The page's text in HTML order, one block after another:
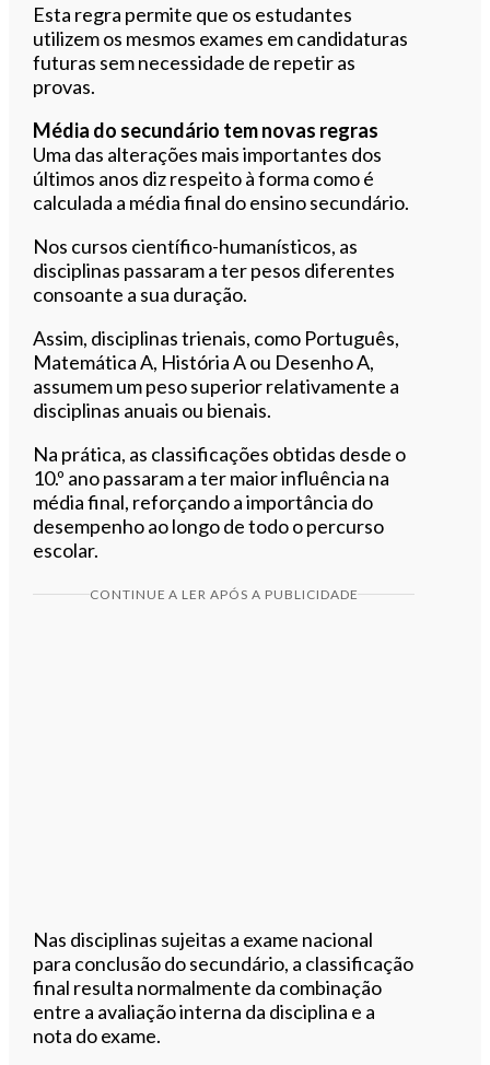
Esta regra permite que os estudantes
utilizem os mesmos exames em candidaturas
futuras sem necessidade de repetir as
provas.
Média do secundário tem novas regras
Uma das alterações mais importantes dos
últimos anos diz respeito à forma como é
calculada a média final do ensino secundário.
Nos cursos científico-humanísticos, as
disciplinas passaram a ter pesos diferentes
consoante a sua duração.
Assim, disciplinas trienais, como Português,
Matemática A, História A ou Desenho A,
assumem um peso superior relativamente a
disciplinas anuais ou bienais.
Na prática, as classificações obtidas desde o
10.º ano passaram a ter maior influência na
média final, reforçando a importância do
desempenho ao longo de todo o percurso
escolar.
CONTINUE A LER APÓS A PUBLICIDADE
Nas disciplinas sujeitas a exame nacional
para conclusão do secundário, a classificação
final resulta normalmente da combinação
entre a avaliação interna da disciplina e a
nota do exame.